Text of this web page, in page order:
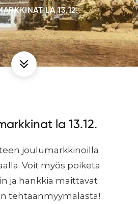
LA 13.12.
la 13.12.
joulumarkkinoilla
Voit myös poiketa
ja hankkia maittavat
tehtaanmyymälästä!